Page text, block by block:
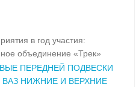
в год участия:
объединение «Трек»
ПЕРЕДНЕЙ ПОДВЕСКИ
НИЖНИЕ И ВЕРХНИЕ